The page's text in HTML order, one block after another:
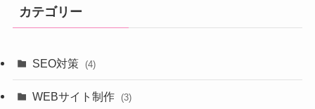
カテゴリー
SEO対策 (4)
WEBサイト制作 (3)